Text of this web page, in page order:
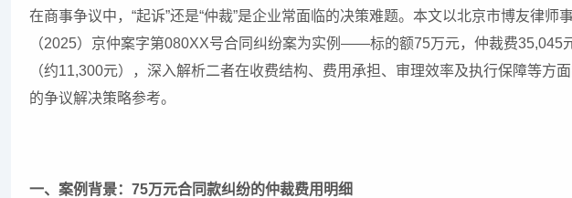
在商事争议中，“起诉”还是“仲裁”是企业常面临的决策难题。本文以北京市博友律
（2025）京仲案字第080XX号合同纠纷案为实例——标的额75万元，仲裁费
（约11,300元），深入解析二者在收费结构、费用承担、审理效率及执行保障等方
的争议解决策略参考。
一、案例背景：75万元合同款纠纷的仲裁费用明细